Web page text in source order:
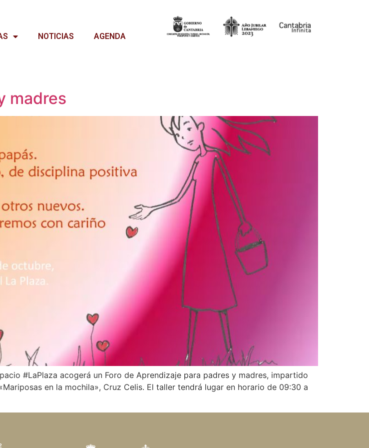
NOTICIAS AGENDA
madres
#LaPlaza acogerá un Foro de Aprendizaje para padres y madres, impartido
en la mochila», Cruz Celis. El taller tendrá lugar en horario de 09:30 a